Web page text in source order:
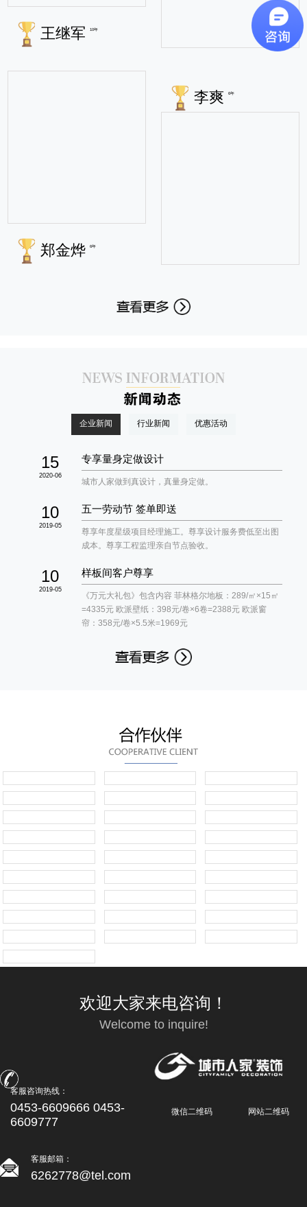
王继军 10年
郑金烨 6年
李爽 6年
企业新闻 行业新闻 优惠活动
15
2020-06
专享量身定做设计
城市人家做到真设计，真量身定做。
10
2019-05
五一劳动节 签单即送
尊享年度星级项目经理施工。尊享设计服务费低至出图
成本。尊享工程监理亲自节点验收。
10
2019-05
样板间客户尊享
《万元大礼包》包含内容 菲林格尔地板：289/㎡×15㎡
=4335元 欧派壁纸：398元/卷×6卷=2388元 欧派窗
帘：358元/卷×5.5米=1969元
欢迎大家来电咨询！
Welcome to inquire!
客服咨询热线：
0453-6609666 0453-
6609777
客服邮箱：
6262778@tel.com
微信二维码 网站二维码